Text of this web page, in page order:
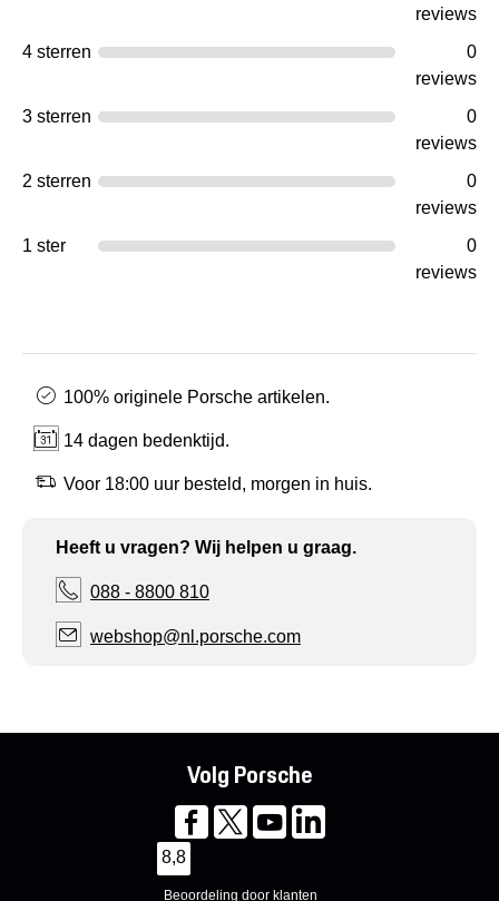
reviews
4 sterren
0
reviews
3 sterren
0
reviews
2 sterren
0
reviews
1 ster
0
reviews
100% originele Porsche artikelen.
14 dagen bedenktijd.
Voor 18:00 uur besteld, morgen in huis.
Heeft u vragen? Wij helpen u graag.
088 - 8800 810
webshop@nl.porsche.com
Volg Porsche
8,8
Beoordeling door klanten